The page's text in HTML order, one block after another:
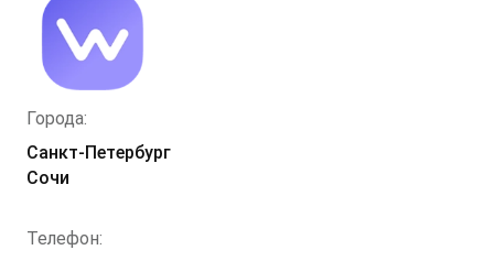
Города:
Санкт-Петербург
Сочи
Телефон: